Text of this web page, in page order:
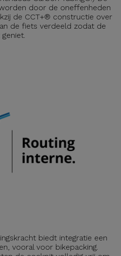
door de oneffenheden
de CCT+® constructie over
de fiets verdeeld zodat de
biedt integratie een
vooral voor bikepacking.